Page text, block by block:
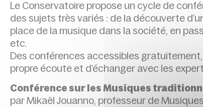
Le Conservatoire propose un cycle de
des sujets très variés : de la découverte
place de la musique dans la société, en
etc.
Des conférences accessibles
propre écoute et d’échanger avec les
Conférence sur les Musiques
par Mikaël Jouanno, professeur de